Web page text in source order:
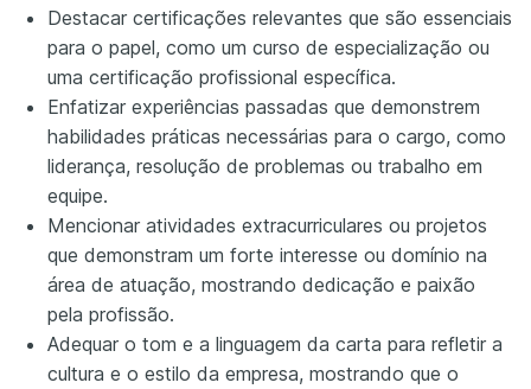
Destacar certificações relevantes que são essenciais
para o papel, como um curso de especialização ou
uma certificação profissional específica.
Enfatizar experiências passadas que demonstrem
habilidades práticas necessárias para o cargo, como
liderança, resolução de problemas ou trabalho em
equipe.
Mencionar atividades extracurriculares ou projetos
que demonstram um forte interesse ou domínio na
área de atuação, mostrando dedicação e paixão
pela profissão.
Adequar o tom e a linguagem da carta para refletir a
cultura e o estilo da empresa, mostrando que o